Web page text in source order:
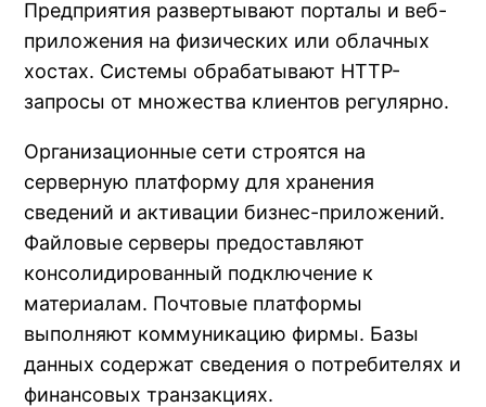
Предприятия развертывают порталы и веб-
приложения на физических или облачных
хостах. Системы обрабатывают HTTP-
запросы от множества клиентов регулярно.
Организационные сети строятся на
серверную платформу для хранения
сведений и активации бизнес-приложений.
Файловые серверы предоставляют
консолидированный подключение к
материалам. Почтовые платформы
выполняют коммуникацию фирмы. Базы
данных содержат сведения о потребителях и
финансовых транзакциях.